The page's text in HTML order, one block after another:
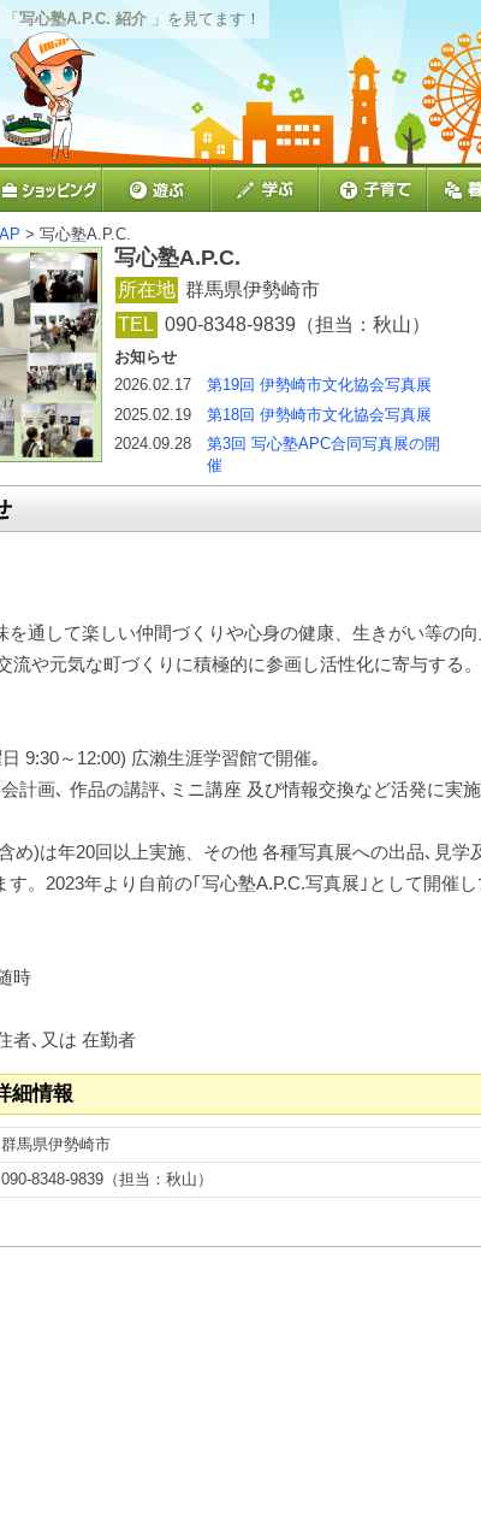
「写心塾A.P.C. 紹介 」を見てます！
> 写心塾A.P.C.
写心塾A.P.C.
所在地 群馬県伊勢崎市
TEL 090-8348-9839（担当：秋山）
お知らせ
2026.02.17
第19回 伊勢崎市文化協会写真展
2025.02.19
第18回 伊勢崎市文化協会写真展
2024.09.28
第3回 写心塾APC合同写真展の開
催
を通して楽しい仲間づくりや心身の健康、生きがい等の
流や元気な町づくりに積極的に参画し活性化に寄与する
9:30～12:00) 広瀨生涯学習館で開催｡
計画､ 作品の講評､ミニ講座 及び情報交換など活発に実
め)は年20回以上実施、その他 各種写真展への出品､見学
。2023年より自前の｢写心塾A.P.C.写真展｣として開催し
時
者､又は 在勤者
細情報
群馬県伊勢崎市
090-8348-9839（担当：秋山）